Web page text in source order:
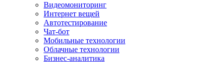
Видеомониторинг
Интернет вещей
Автотестирование
Чат-бот
Мобильные технологии
Облачные технологии
Бизнес-аналитика